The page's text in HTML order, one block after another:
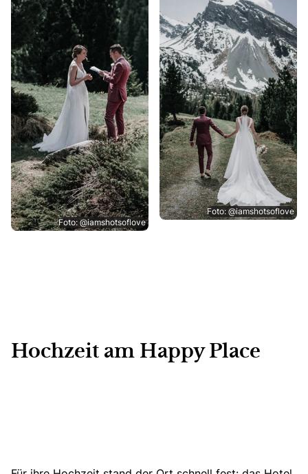
Foto: @iamshotsoflove
Foto: @iamshotsoflove
Hochzeit am Happy Place